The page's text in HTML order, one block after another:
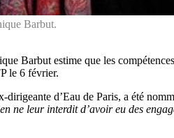
Barbut.
Barbut estime que les
le 6 février.
d’Eau de Paris, a été
ne leur interdit d’avoir eu des